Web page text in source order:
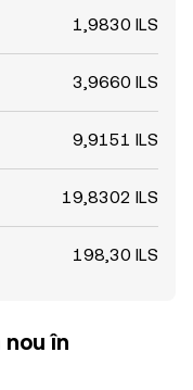
1,9830 ILS
3,9660 ILS
9,9151 ILS
19,8302 ILS
198,30 ILS
în